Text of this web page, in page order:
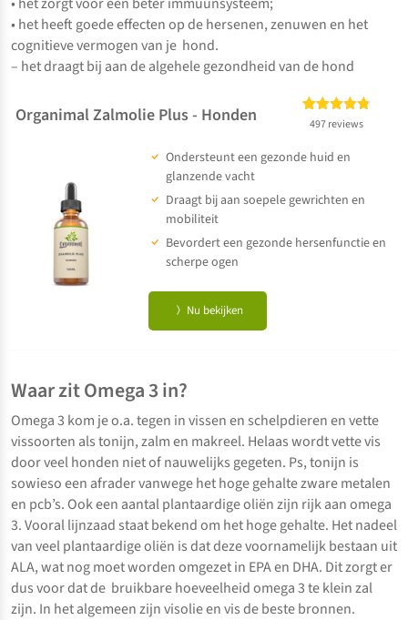
• het heeft goede effecten op de hersenen, zenuwen en het
cognitieve vermogen van je hond.
– het draagt bij aan de algehele gezondheid van de hond
Organimal Zalmolie Plus - Honden
Gewaardeerd
gebaseerd
497
497 reviews
Ondersteunt een gezonde huid en
glanzende vacht
Draagt bij aan soepele gewrichten en
mobiliteit
Bevordert een gezonde hersenfunctie en
scherpe ogen
Nu bekijken
Waar zit Omega 3 in?
Omega 3 kom je o.a. tegen in vissen en schelpdieren en vette
vissoorten als tonijn, zalm en makreel. Helaas wordt vette vis
door veel honden niet of nauwelijks gegeten. Ps, tonijn is
sowieso een afrader vanwege het hoge gehalte zware metalen
en pcb’s. Ook een aantal plantaardige oliën zijn rijk aan omega
3. Vooral lijnzaad staat bekend om het hoge gehalte. Het nadeel
van veel plantaardige oliën is dat deze voornamelijk bestaan uit
ALA, wat nog moet worden omgezet in EPA en DHA. Dit zorgt er
dus voor dat de bruikbare hoeveelheid omega 3 te klein zal
zijn. In het algemeen zijn visolie en vis de beste bronnen.